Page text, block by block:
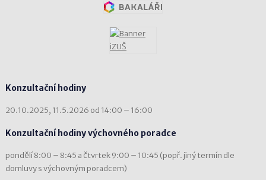
Konzultační hodiny
20.10.2025, 11.5.2026 od 14:00 – 16:00
Konzultační hodiny výchovného poradce
pondělí 8:00 – 8:45 a čtvrtek 9:00 – 10:45 (popř. jiný termín dle
domluvy s výchovným poradcem)